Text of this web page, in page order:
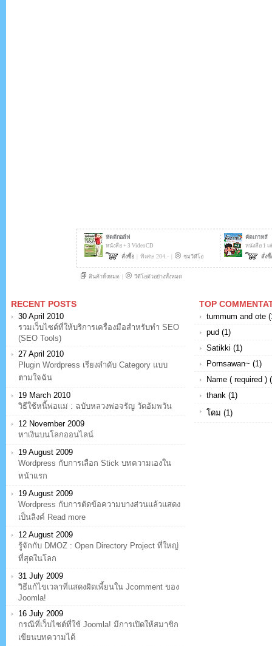
RECENT POSTS
30 April 2010
รวมเว็บไซต์ที่ให้บริการเครื่องมือสำหรับทำ SEO
(SEO Tools)
27 April 2010
Plugin Wordpress เรียงลำดับ Category แบบ
ตามใจฉัน
19 March 2010
วิธีใช้หนี้พ่อแม่ : ฉบับหลวงพ่อจรัญ วัดอัมพวัน
12 November 2009
หาเงินบนโลกออนไลน์
19 August 2009
Wordpress กับการเลือก Stick บทความเองใน
หน้าแรก
19 August 2009
Wordpress กับการตัดข้อความบางส่วนแล้วแสดง
เป็นลิงค์ Read more
12 August 2009
รู้จักกับ DMOZ : Open Directory Project ที่ใหญ่
ที่สุดในโลก
31 July 2009
วิธีแก้ไขเวลาที่แสดงผิดเพี้ยนใน Jcomment ของ
Joomla!
16 July 2009
กรณีที่เว็บไซต์ที่ใช้ Joomla! มีการเปิดให้สมาชิก
เขียนบทความได้
TOP
tummum and ote
pud (1)
Satikki (1)
Pornsawan~ (1)
Name ( required )
thank (1)
โดม (1)